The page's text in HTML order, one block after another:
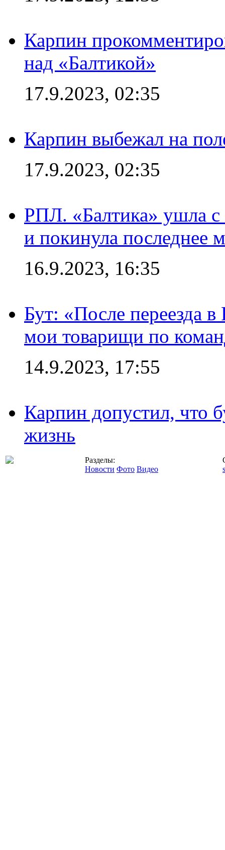
Карпин
над «Балтикой»
17.9.2023, 02:35
Карпин выбежал на
17.9.2023, 02:35
РПЛ. «Балтика» ушла с
и покинула последнее
16.9.2023, 16:35
Бут: «После переезда
мои товарищи по
14.9.2023, 17:55
Карпин допустил, что
жизнь
Разделы:
Новости Фото Видео